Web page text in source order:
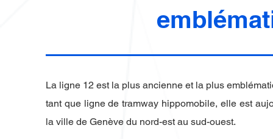
La ligne 12 est la plus ancienne et la plus
tant que ligne de tramway hippomobile, elle est
la ville de Genève du nord-est au sud-ouest.